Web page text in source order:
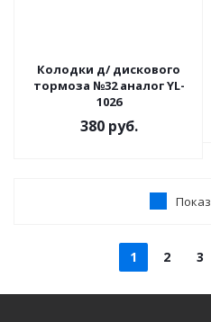
Колодки д/ дискового
тормоза №32 аналог YL-
1026
380руб.
1 2 3